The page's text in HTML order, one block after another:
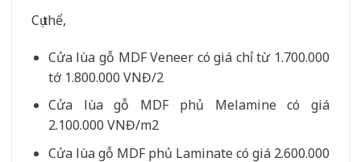
Cụ thể,
Cửa lùa gỗ MDF Veneer có giá chỉ từ 1.700.000
tớ 1.800.000 VNĐ/2
Cửa lùa gỗ MDF phủ Melamine có giá
2.100.000 VNĐ/m2
Cửa lùa gỗ MDF phủ Laminate có giá 2.600.000